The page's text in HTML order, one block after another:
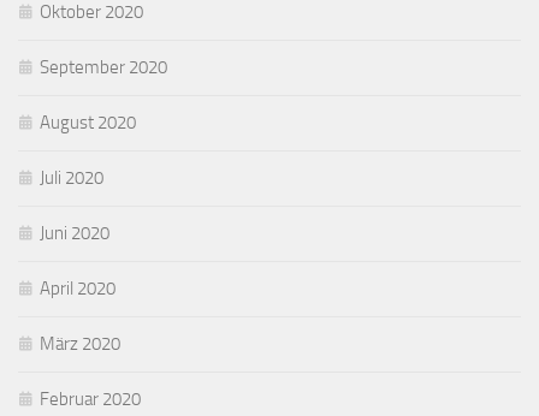
Oktober 2020
September 2020
August 2020
Juli 2020
Juni 2020
April 2020
März 2020
Februar 2020